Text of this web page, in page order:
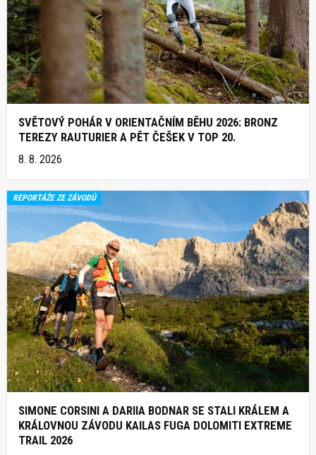
SVĚTOVÝ POHÁR V ORIENTAČNÍM BĚHU 2026: BRONZ
TEREZY RAUTURIER A PĚT ČEŠEK V TOP 20.
8. 8. 2026
REPORTÁŽE ZE ZÁVODŮ
SIMONE CORSINI A DARIIA BODNAR SE STALI KRÁLEM A
KRÁLOVNOU ZÁVODU KAILAS FUGA DOLOMITI EXTREME
TRAIL 2026